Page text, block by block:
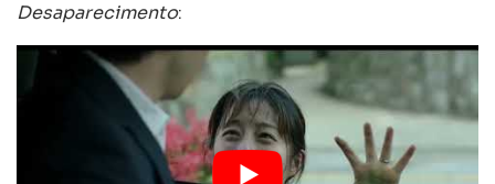
Desaparecimento: